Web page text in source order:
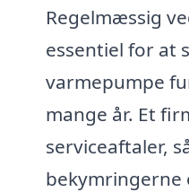
Regelmæssig
essentiel for at
varmepumpe
mange år. Et
serviceaftaler,
bekymringerne